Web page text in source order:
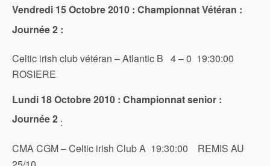
Vendredi 15 Octobre 2010 : Championnat Vétéran :
Journée 2 :
Celtic irish club vétéran – Atlantic B 4 – 0 19:30:00
ROSIERE
Lundi 18 Octobre 2010 : Championnat senior :
Journée 2 :
CMA CGM – Celtic irish Club A 19:30:00 REMIS AU